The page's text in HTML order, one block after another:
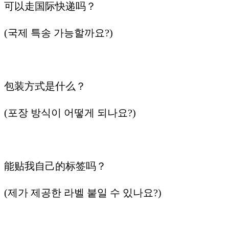
可以走国际快递吗？
(국제 특송 가능할까요?)
包装方式是什么？
(포장 방식이 어떻게 되나요?)
能贴我自己的标签吗？
(제가 제공한 라벨 붙일 수 있나요?)